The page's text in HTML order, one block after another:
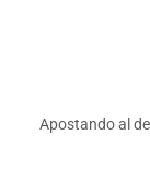
Apostando al